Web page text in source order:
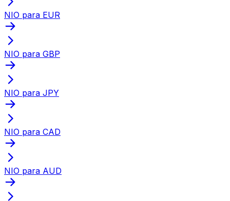
NIO para EUR
NIO para GBP
NIO para JPY
NIO para CAD
NIO para AUD